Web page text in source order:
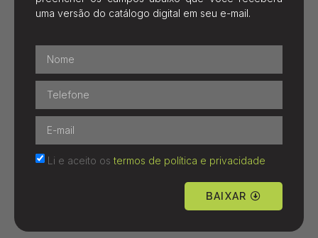
uma versão do catálogo digital em seu e-mail.
Li e aceito os termos de política e privacidade
BAIXAR